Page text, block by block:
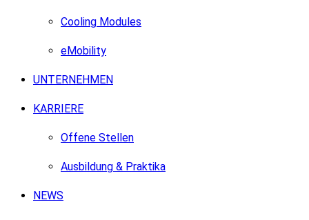
Cooling Modules
eMobility
UNTERNEHMEN
KARRIERE
Offene Stellen
Ausbildung & Praktika
NEWS